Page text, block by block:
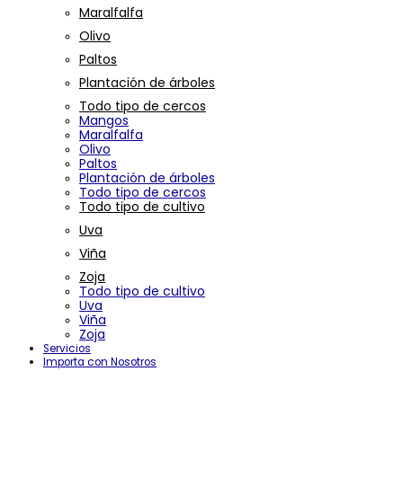
Maralfalfa
Olivo
Paltos
Plantación de árboles
Todo tipo de cercos
Mangos
Maralfalfa
Olivo
Paltos
Plantación de árboles
Todo tipo de cercos
Todo tipo de cultivo
Uva
Viña
Zoja
Todo tipo de cultivo
Uva
Viña
Zoja
Servicios
Importa con Nosotros